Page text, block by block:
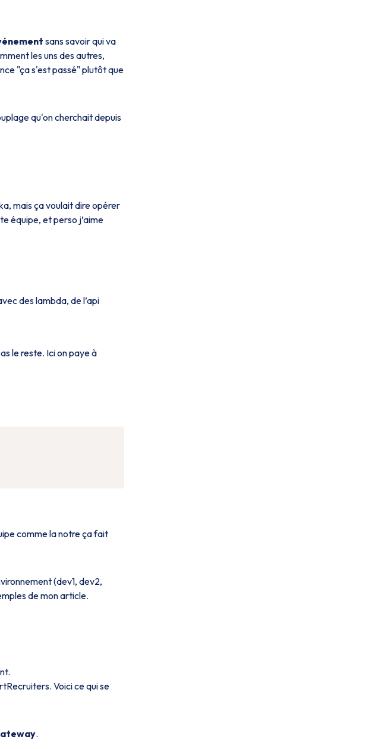
sans savoir qui va
les uns des autres,
"ça s'est passé" plutôt que
qu'on cherchait depuis
mais ça voulait dire opérer
équipe, et perso j’aime
des lambda, de l’api
le reste. Ici on paye à
comme la notre ça fait
(dev1, dev2,
de mon article.
Voici ce qui se
.